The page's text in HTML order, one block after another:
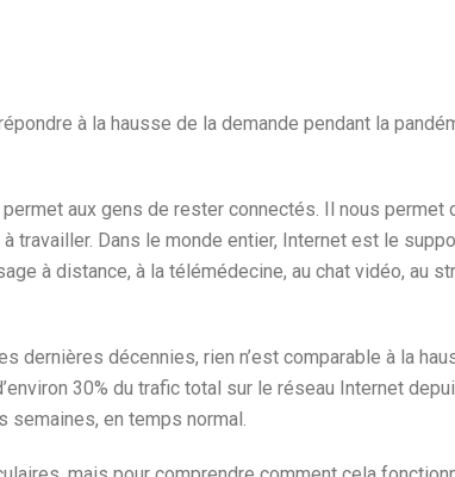
à la hausse de la demande pendant la
aux gens de rester connectés. Il nous permet
travailler. Dans le monde entier, Internet est le
à distance, à la télémédecine, au chat vidéo, au
dernières décennies, rien n’est comparable à la
30% du trafic total sur le réseau Internet
semaines, en temps normal.